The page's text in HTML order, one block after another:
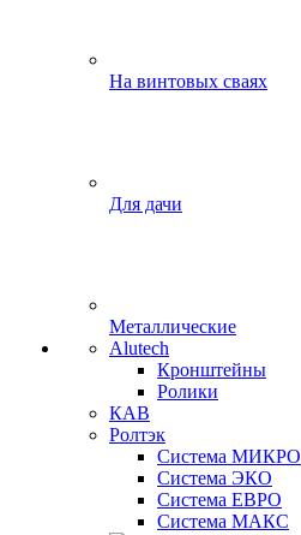
На винтовых сваях
Для дачи
Металлические
Alutech
Кронштейны
Ролики
КАВ
Ролтэк
Система МИКРО
Система ЭКО
Система ЕВРО
Система МАКС